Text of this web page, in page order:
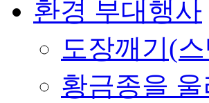
환경 부대행사
도장깨기(
황금종을